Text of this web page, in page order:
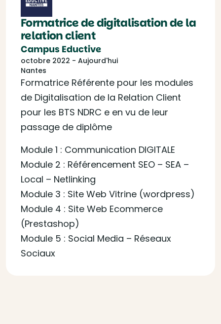
Formatrice de digitalisation de la
relation client
Campus Eductive
octobre 2022 - Aujourd'hui
Nantes
Formatrice Référente pour les modules
de Digitalisation de la Relation Client
pour les BTS NDRC e en vu de leur
passage de diplôme
Module 1 : Communication DIGITALE
Module 2 : Référencement SEO – SEA –
Local – Netlinking
Module 3 : Site Web Vitrine (wordpress)
Module 4 : Site Web Ecommerce
(Prestashop)
Module 5 : Social Media – Réseaux
Sociaux